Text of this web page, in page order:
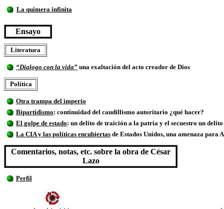
La quimera infinita
Ensayo
Literatura
“Dialogo con la vida” una exaltación del acto creador de Dios
Política
Otra trampa del imperio
Bipartidismo: continuidad del caudillismo autoritario ¿qué hacer?
El golpe de estado: un delito de traición a la patria y el secuestro un
La CIA y las políticas encubiertas de Estados Unidos, una amenaza para
Comentarios, notas, etc. sobre la obra de César
Lazo
Perfil